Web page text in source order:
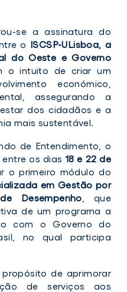
de
-
-
se a assinatura do
o ISCSP-ULisboa, a
do Oeste e Governo
o intuito de criar um
económico,
assegurando a
dos cidadãos e a
mais sustentável.
de Entendimento, o
, entre os dias 18 e 22 de
o primeiro módulo do
em Gestão por
Desempenho , que
de um programa a
com o Governo do
no qual participa
de aprimorar
de serviços aos